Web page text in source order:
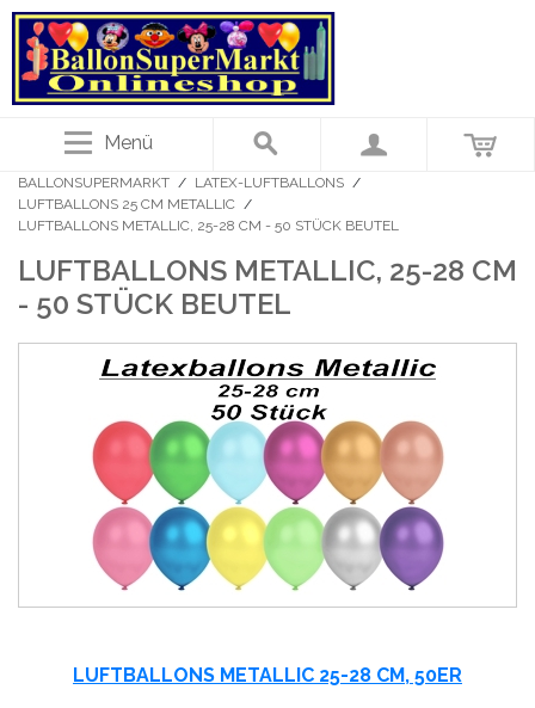
Menü
BALLONSUPERMARKT / LATEX-LUFTBALLONS /
LUFTBALLONS 25 CM METALLIC /
LUFTBALLONS METALLIC, 25-28 CM - 50 STÜCK BEUTEL
LUFTBALLONS METALLIC, 25-28 CM
- 50 STÜCK BEUTEL
LUFTBALLONS METALLIC 25-28 CM, 50ER